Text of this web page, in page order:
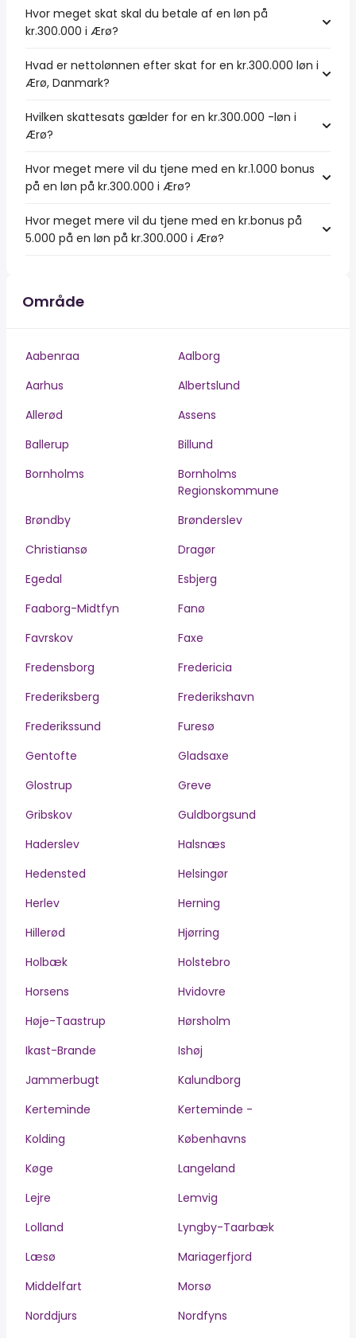
Hvor meget skat skal du betale af en løn på
kr.300.000 i Ærø?
Hvad er nettolønnen efter skat for en kr.300.000 løn i
Ærø, Danmark?
Hvilken skattesats gælder for en kr.300.000 -løn i
Ærø?
Hvor meget mere vil du tjene med en kr.1.000 bonus
på en løn på kr.300.000 i Ærø?
Hvor meget mere vil du tjene med en kr.bonus på
5.000 på en løn på kr.300.000 i Ærø?
Område
Aabenraa
Aalborg
Aarhus
Albertslund
Allerød
Assens
Ballerup
Billund
Bornholms
Bornholms
Regionskommune
Brøndby
Brønderslev
Christiansø
Dragør
Egedal
Esbjerg
Faaborg-Midtfyn
Fanø
Favrskov
Faxe
Fredensborg
Fredericia
Frederiksberg
Frederikshavn
Frederikssund
Furesø
Gentofte
Gladsaxe
Glostrup
Greve
Gribskov
Guldborgsund
Haderslev
Halsnæs
Hedensted
Helsingør
Herlev
Herning
Hillerød
Hjørring
Holbæk
Holstebro
Horsens
Hvidovre
Høje-Taastrup
Hørsholm
Ikast-Brande
Ishøj
Jammerbugt
Kalundborg
Kerteminde
Kerteminde -
Kolding
Københavns
Køge
Langeland
Lejre
Lemvig
Lolland
Lyngby-Taarbæk
Læsø
Mariagerfjord
Middelfart
Morsø
Norddjurs
Nordfyns